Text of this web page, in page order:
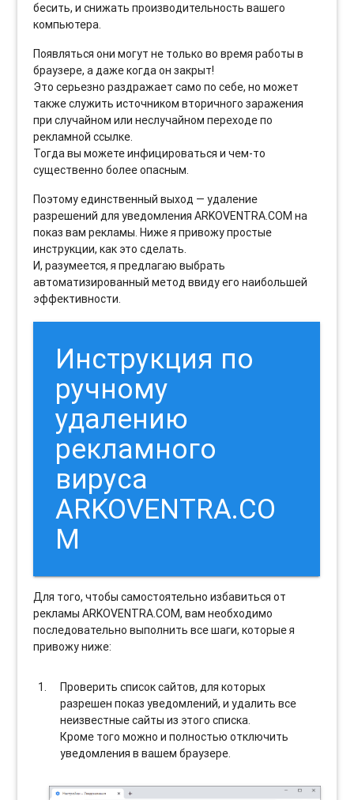
бесить, и снижать производительность вашего
компьютера.
Появляться они могут не только во время работы в
браузере, а даже когда он закрыт!
Это серьезно раздражает само по себе, но может
также служить источником вторичного заражения
при случайном или неслучайном переходе по
рекламной ссылке.
Тогда вы можете инфицироваться и чем-то
существенно более опасным.
Поэтому единственный выход — удаление
разрешений для уведомления ARKOVENTRA.COM на
показ вам рекламы. Ниже я привожу простые
инструкции, как это сделать.
И, разумеется, я предлагаю выбрать
автоматизированный метод ввиду его наибольшей
эффективности.
Инструкция по
ручному
удалению
рекламного
вируса
ARKOVENTRA.CO
M
Для того, чтобы самостоятельно избавиться от
рекламы ARKOVENTRA.COM, вам необходимо
последовательно выполнить все шаги, которые я
привожу ниже:
Проверить список сайтов, для которых
разрешен показ уведомлений, и удалить все
неизвестные сайты из этого списка.
Кроме того можно и полностью отключить
уведомления в вашем браузере.